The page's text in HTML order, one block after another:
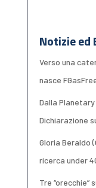
Notizie ed
Verso una
nasce
Dalla
Dichiarazione
Gloria Beraldo
ricerca under
Tre